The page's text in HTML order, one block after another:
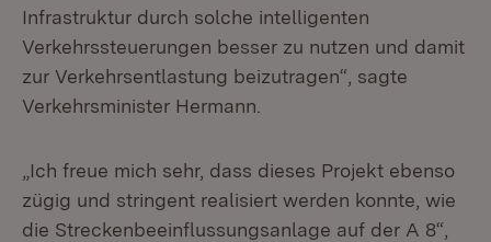
Infrastruktur durch solche intelligenten
Verkehrssteuerungen besser zu nutzen und damit
zur Verkehrsentlastung beizutragen“, sagte
Verkehrsminister Hermann.
„Ich freue mich sehr, dass dieses Projekt ebenso
zügig und stringent realisiert werden konnte, wie
die Streckenbeeinflussungsanlage auf der A 8“,